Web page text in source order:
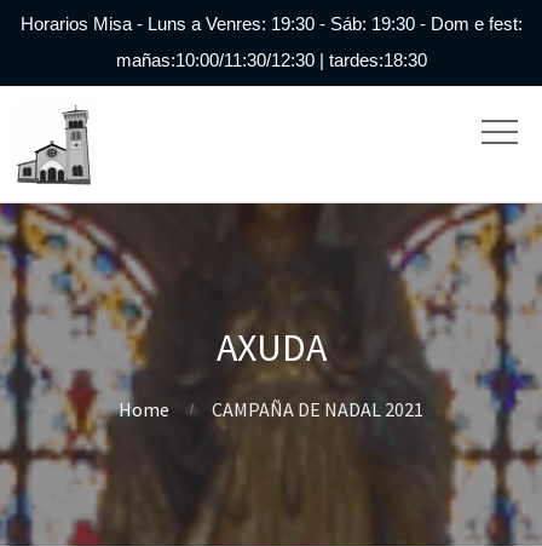
Horarios Misa - Luns a Venres: 19:30 - Sáb: 19:30 - Dom e fest:
mañas:10:00/11:30/12:30 | tardes:18:30
AXUDA
Home CAMPAÑA DE NADAL 2021